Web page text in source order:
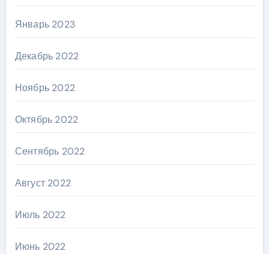
Январь 2023
Декабрь 2022
Ноябрь 2022
Октябрь 2022
Сентябрь 2022
Август 2022
Июль 2022
Июнь 2022